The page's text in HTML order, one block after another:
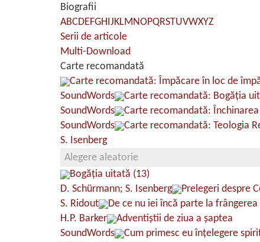
Biografii
ABCDEFGHIJKLMNOPQRSTUVWXYZ
Serii de articole
Multi-Download
Carte recomandată
Carte recomandată: Împăcare în loc de
SoundWords
Carte recomandată: Bogăţia
SoundWords
Carte recomandată:
SoundWords
Carte recomandată: Teologia
S. Isenberg
Alegere aleatorie
Bogăția uitată (13)
D. Schürmann; S. Isenberg
Prelegeri despre
S. Ridout
De ce nu iei încă parte la frângerea
H.P. Barker
Adventiştii de ziua a şaptea
SoundWords
Cum primesc eu înţelegere